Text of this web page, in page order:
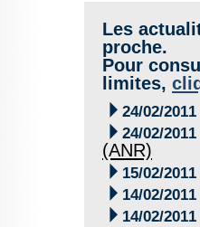
Les
proche.
Pour
limites,
 24/02/2011
 24/02/2011
(ANR)
 15/02/2011
 14/02/2011
 14/02/2011